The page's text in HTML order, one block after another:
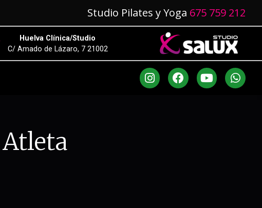
Studio Pilates y Yoga 675 759 212
Huelva Clínica/Studio
C/ Amado de Lázaro, 7 21002